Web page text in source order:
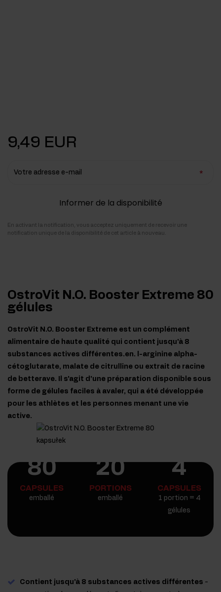
9,49 EUR
Votre adresse e-mail
Informer de la disponibilité
En activant la notification, vous acceptez uniquement de recevoir une
notification unique de la disponibilité de cet article à nouveau.
OstroVit N.O. Booster Extreme 80
gélules
OstroVit N.O. Booster Extreme est un complément
alimentaire de haute qualité qui contient jusqu'à 8
substances actives différentes.en. l-arginine alpha-
cétoglutarate, malate de citrulline ou extrait de racine
de betterave. Il s'agit d'une préparation disponible sous
forme de gélules faciles à avaler, qui a été développée
pour les athlètes et les personnes menant une vie
active.
80
CAPSULES
emballé
20
PORTIONS
emballé
4
CAPSULES
1 portion = 4
gélules
Contient jusqu'à 8 substances actives différentes -